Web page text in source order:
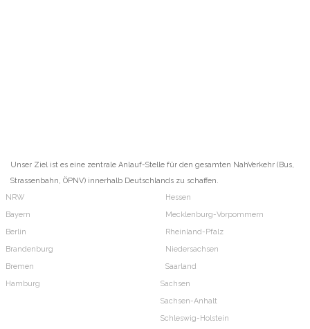
Unser Ziel ist es eine zentrale Anlauf-Stelle für den gesamten NahVerkehr (Bus,
Strassenbahn, ÖPNV) innerhalb Deutschlands zu schaffen.
NRW
Bayern
Berlin
Brandenburg
Bremen
Hamburg
Hessen
Mecklenburg-Vorpommern
Rheinland-Pfalz
Niedersachsen
Saarland
Sachsen
Sachsen-Anhalt
Schleswig-Holstein